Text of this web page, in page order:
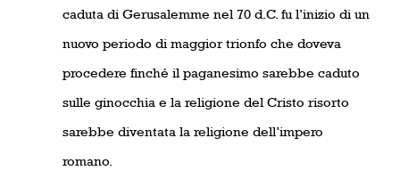
caduta di Gerusalemme nel 70 d.C. fu l’inizio di un
nuovo periodo di maggior trionfo che doveva
procedere finché il paganesimo sarebbe caduto
sulle ginocchia e la religione del Cristo risorto
sarebbe diventata la religione dell’impero
romano.